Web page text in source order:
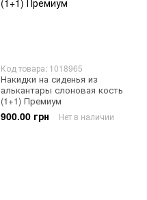
Код товара: 1018965
Накидки на сиденья из
алькантары слоновая кость
(1+1) Премиум
900.00 грн Нет в наличии